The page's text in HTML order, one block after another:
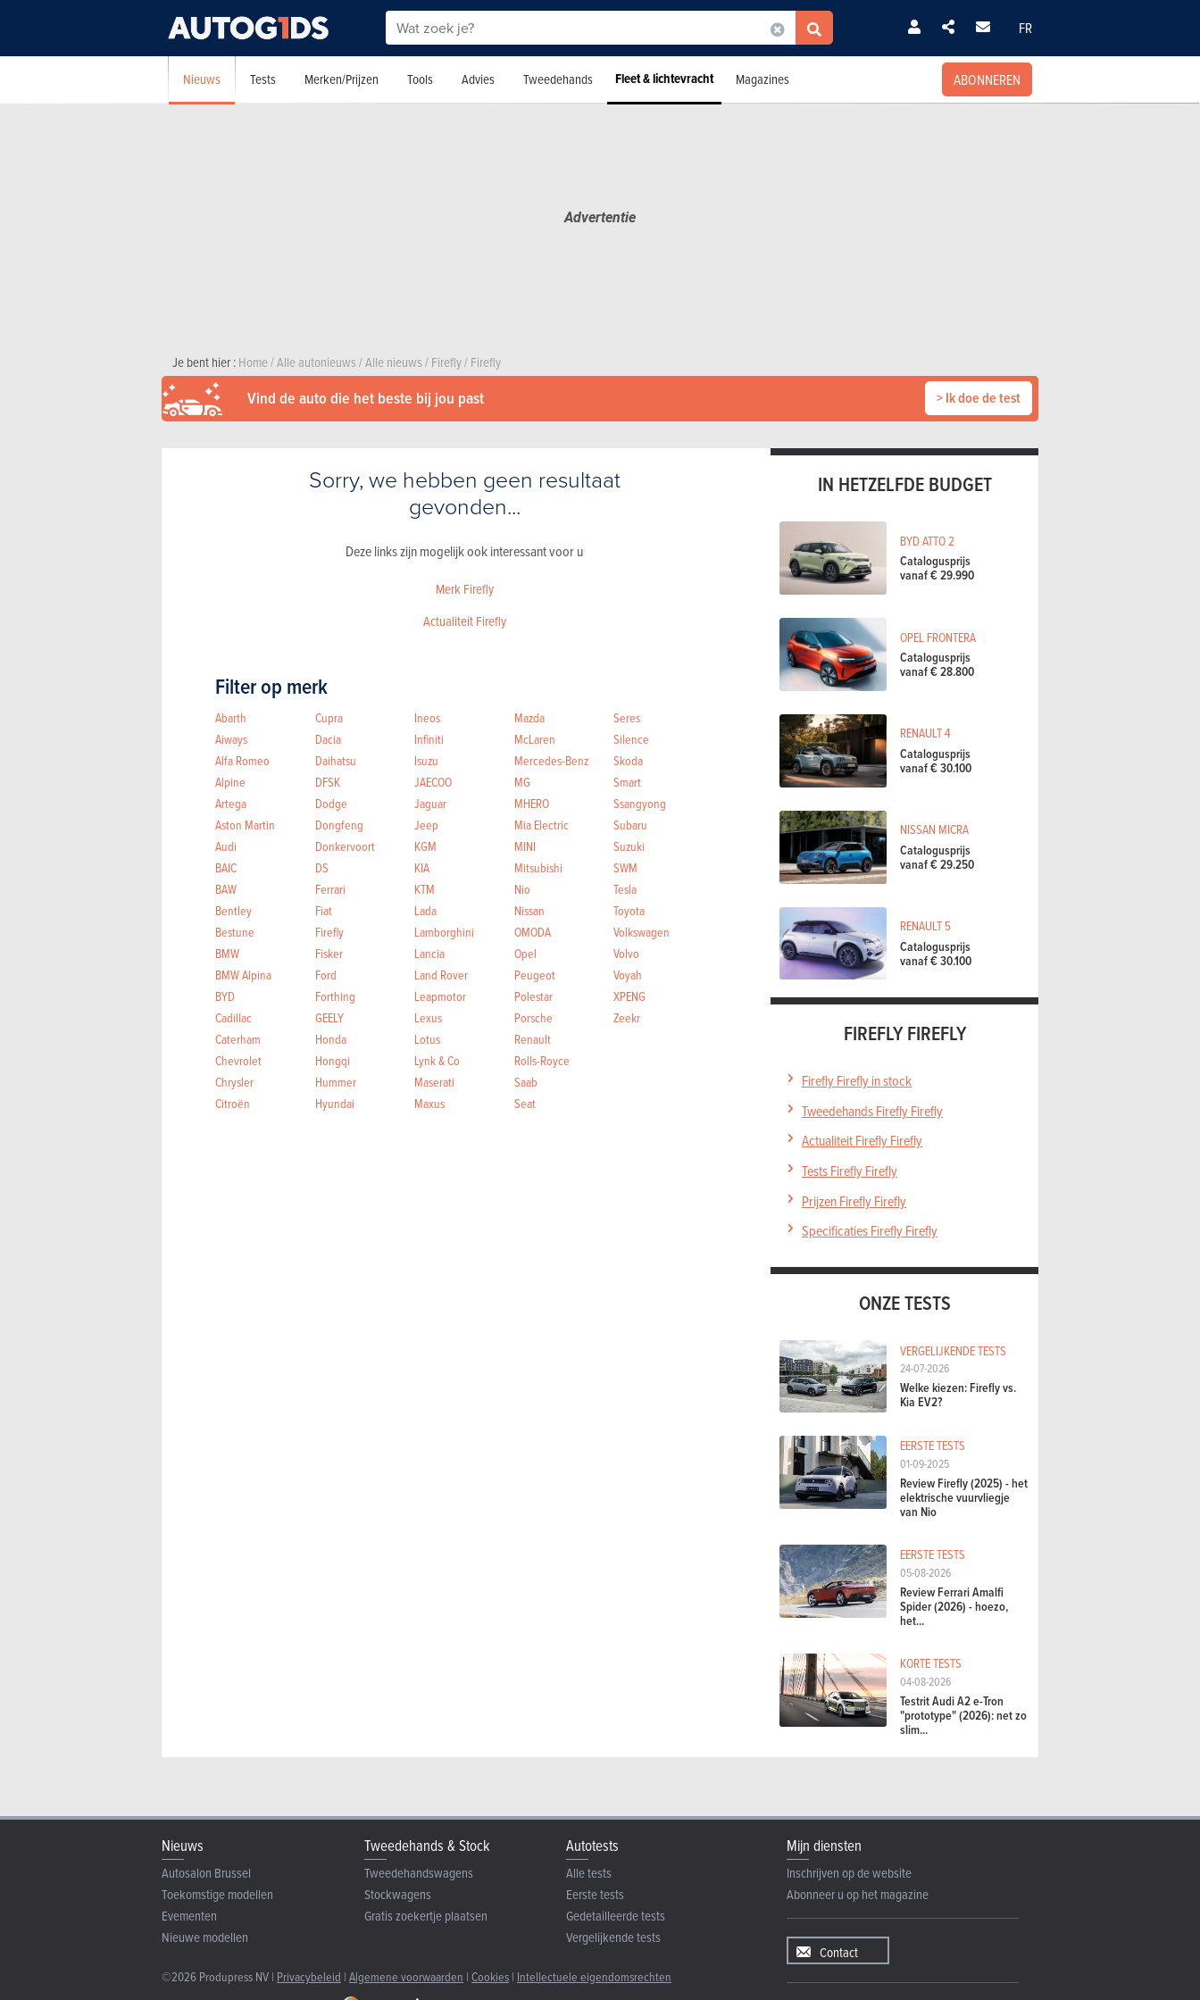
FR
Nieuws Tests Merken/Prijzen Tools Advies Tweedehands Fleet & lichtevracht Magazines ABONNEREN
Je bent hier :Home/Alle autonieuws/Alle nieuws/Firefly/Firefly
Vind de auto die het beste bij jou past > Ik doe de test
Sorry, we hebben geen resultaat
gevonden...
Deze links zijn mogelijk ook interessant voor u
Merk Firefly
Actualiteit Firefly
Filter op merk
Abarth
Aiways
Alfa Romeo
Alpine
Artega
Aston Martin
Audi
BAIC
BAW
Bentley
Bestune
BMW
BMW Alpina
BYD
Cadillac
Caterham
Chevrolet
Chrysler
Citroën
Cupra
Dacia
Daihatsu
DFSK
Dodge
Dongfeng
Donkervoort
DS
Ferrari
Fiat
Firefly
Fisker
Ford
Forthing
GEELY
Honda
Hongqi
Hummer
Hyundai
Ineos
Infiniti
Isuzu
JAECOO
Jaguar
Jeep
KGM
KIA
KTM
Lada
Lamborghini
Lancia
Land Rover
Leapmotor
Lexus
Lotus
Lynk & Co
Maserati
Maxus
Mazda
McLaren
Mercedes-Benz
MG
MHERO
Mia Electric
MINI
Mitsubishi
Nio
Nissan
OMODA
Opel
Peugeot
Polestar
Porsche
Renault
Rolls-Royce
Saab
Seat
Seres
Silence
Skoda
Smart
Ssangyong
Subaru
Suzuki
SWM
Tesla
Toyota
Volkswagen
Volvo
Voyah
XPENG
Zeekr
IN HETZELFDE BUDGET
BYD ATTO 2
Catalogusprijs
vanaf € 29.990
OPEL FRONTERA
Catalogusprijs
vanaf € 28.800
RENAULT 4
Catalogusprijs
vanaf € 30.100
NISSAN MICRA
Catalogusprijs
vanaf € 29.250
RENAULT 5
Catalogusprijs
vanaf € 30.100
FIREFLY FIREFLY
Firefly Firefly in stock
Tweedehands Firefly Firefly
Actualiteit Firefly Firefly
Tests Firefly Firefly
Prijzen Firefly Firefly
Specificaties Firefly Firefly
ONZE TESTS
VERGELIJKENDE TESTS
24-07-2026
Welke kiezen: Firefly vs.
Kia EV2?
EERSTE TESTS
01-09-2025
Review Firefly (2025) - het
elektrische vuurvliegje
van Nio
EERSTE TESTS
05-08-2026
Review Ferrari Amalfi
Spider (2026) - hoezo,
het...
KORTE TESTS
04-08-2026
Testrit Audi A2 e-Tron
"prototype" (2026): net zo
slim...
Nieuws
Autosalon Brussel
Toekomstige modellen
Evementen
Nieuwe modellen
Tweedehands & Stock
Tweedehandswagens
Stockwagens
Gratis zoekertje plaatsen
Autotests
Alle tests
Eerste tests
Gedetailleerde tests
Vergelijkende tests
©2026 Produpress NV | Privacybeleid | Algemene voorwaarden | Cookies | Intellectuele eigendomsrechten
Mijn diensten
Inschrijven op de website
Abonneer u op het magazine
Contact